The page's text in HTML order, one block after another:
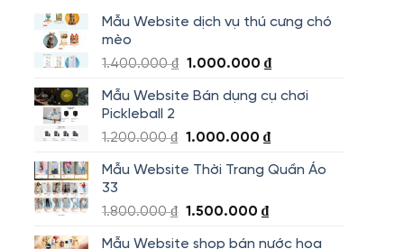
Mẫu Website dịch vụ thú cưng chó
mèo
1.400.000₫ Giá
là:
1.000.000₫Giá
tại
1.000.000 ₫.
Mẫu Website Bán dụng cụ chơi
Pickleball 2
1.200.000₫ Giá
là:
1.000.000₫Giá
tại
Mẫu Website Thời Trang Quần Áo
33
1.800.000₫ Giá
1.500.000₫Giá
Mẫu Website shop bán nước hoa